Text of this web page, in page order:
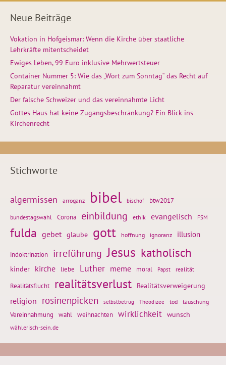
Neue Beiträge
Vokation in Hofgeismar: Wenn die Kirche über staatliche
Lehrkräfte mitentscheidet
Ewiges Leben, 99 Euro inklusive Mehrwertsteuer
Container Nummer 5: Wie das „Wort zum Sonntag“ das Recht auf
Reparatur vereinnahmt
Der falsche Schweizer und das vereinnahmte Licht
Gottes Haus hat keine Zugangsbeschränkung? Ein Blick ins
Kirchenrecht
Stichworte
algermissen arroganz bibel bischof btw2017
bundestagswahl Corona einbildung ethik evangelisch FSM
fulda gebet glaube gott hoffnung ignoranz illusion
indoktrination irreführung Jesus katholisch
kinder kirche liebe Luther meme moral Papst realität
Realitätsflucht realitätsverlust Realitätsverweigerung
religion rosinenpicken selbstbetrug Theodizee tod täuschung
Vereinnahmung wahl weihnachten wirklichkeit wunsch
wählerisch-sein.de